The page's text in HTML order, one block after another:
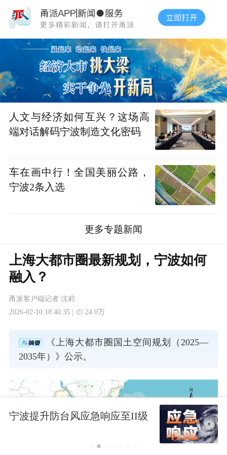
人文与经济如何互兴？这场高
端对话解码宁波制造文化密码
车在画中行！全国美丽公路，
宁波2条入选
更多专题新闻
上海大都市圈最新规划，宁波如何
融入？
甬派客户端记者 沈莉
2026-02-10 18:40:35 |
24.0万
《上海大都市圈国土空间规划（2025—
2035年）》公示。
宁波提升防台风应急响应至II级